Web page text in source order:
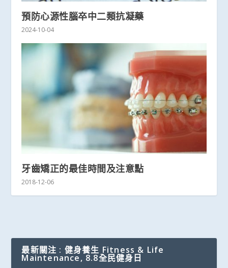
預防心源性腦卒中二類抗凝藥
2024-10-04
牙齒矯正的最佳時間及注意點
2018-12-06
最新關注 : 健身養生 Fitness & Life
Maintenance, 8.8全民健身日